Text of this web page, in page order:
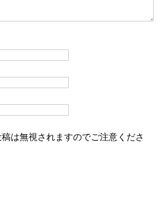
は無視されますのでご注意くださ